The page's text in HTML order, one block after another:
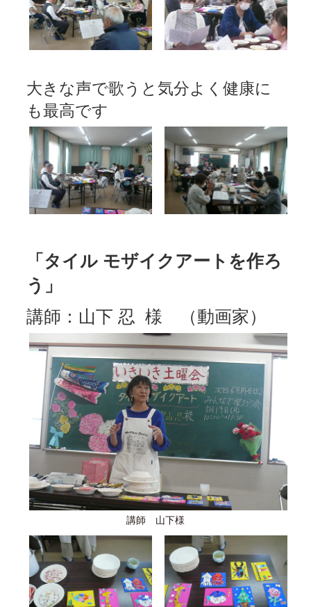
大きな声で歌うと気分よく健康に
も最高です
「タイル モザイクアートを作ろ
う」
講師：山下 忍 様 （動画家）
講師 山下様